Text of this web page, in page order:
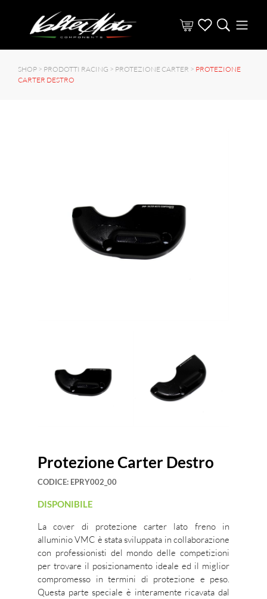
SHOP > PRODOTTI RACING > PROTEZIONE CARTER > PROTEZIONE
CARTER DESTRO
Protezione Carter Destro
CODICE: EPRY002_00
DISPONIBILE
La cover di protezione carter lato freno in
alluminio VMC è stata sviluppata in collaborazione
con professionisti del mondo delle competizioni
per trovare il posizionamento ideale ed il miglior
compromesso in termini di protezione e peso.
Questa parte speciale è interamente ricavata dal